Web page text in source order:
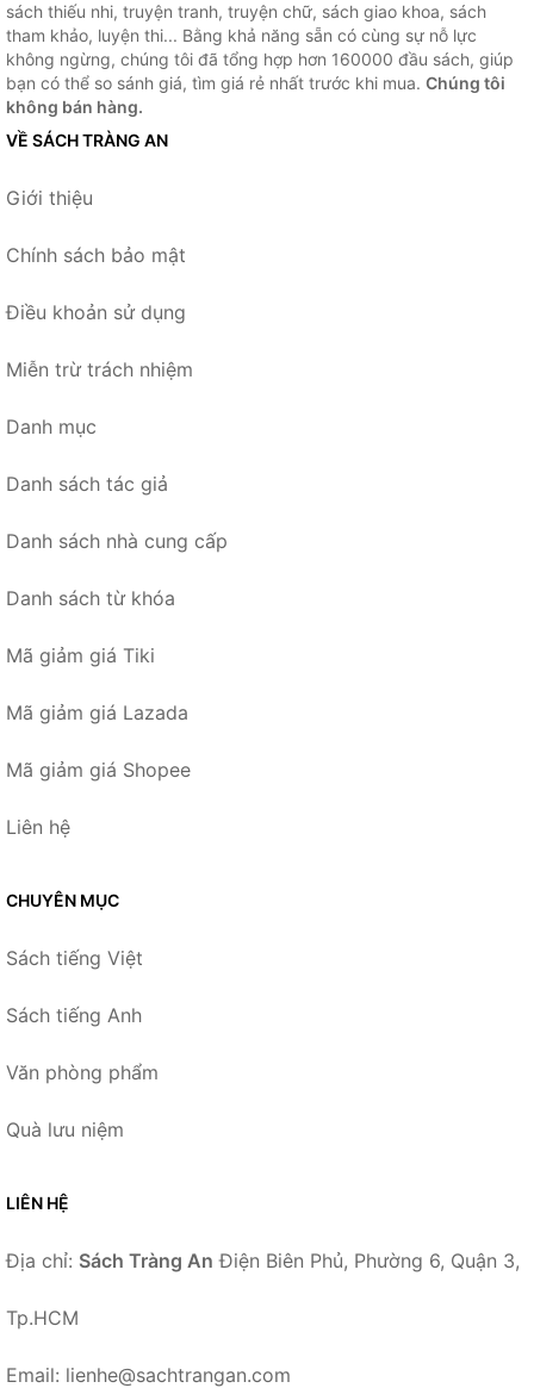
sách thiếu nhi, truyện tranh, truyện chữ, sách giao khoa, sách
tham khảo, luyện thi... Bằng khả năng sẵn có cùng sự nỗ lực
không ngừng, chúng tôi đã tổng hợp hơn 160000 đầu sách, giúp
bạn có thể so sánh giá, tìm giá rẻ nhất trước khi mua. Chúng tôi
không bán hàng.
VỀ SÁCH TRÀNG AN
Giới thiệu
Chính sách bảo mật
Điều khoản sử dụng
Miễn trừ trách nhiệm
Danh mục
Danh sách tác giả
Danh sách nhà cung cấp
Danh sách từ khóa
Mã giảm giá Tiki
Mã giảm giá Lazada
Mã giảm giá Shopee
Liên hệ
CHUYÊN MỤC
Sách tiếng Việt
Sách tiếng Anh
Văn phòng phẩm
Quà lưu niệm
LIÊN HỆ
Địa chỉ: Sách Tràng An Điện Biên Phủ, Phường 6, Quận 3,
Tp.HCM
Email: lienhe@sachtrangan.com